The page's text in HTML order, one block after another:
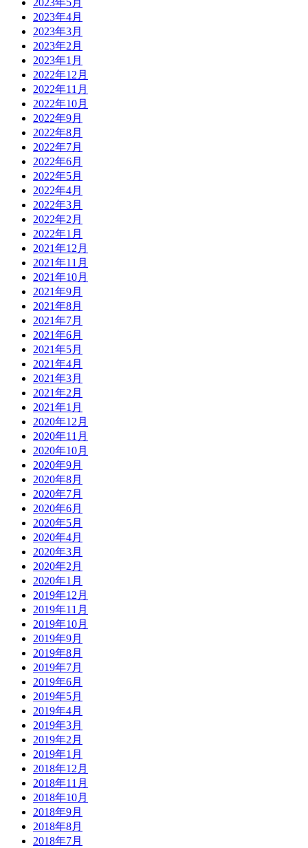
2023年5月
2023年4月
2023年3月
2023年2月
2023年1月
2022年12月
2022年11月
2022年10月
2022年9月
2022年8月
2022年7月
2022年6月
2022年5月
2022年4月
2022年3月
2022年2月
2022年1月
2021年12月
2021年11月
2021年10月
2021年9月
2021年8月
2021年7月
2021年6月
2021年5月
2021年4月
2021年3月
2021年2月
2021年1月
2020年12月
2020年11月
2020年10月
2020年9月
2020年8月
2020年7月
2020年6月
2020年5月
2020年4月
2020年3月
2020年2月
2020年1月
2019年12月
2019年11月
2019年10月
2019年9月
2019年8月
2019年7月
2019年6月
2019年5月
2019年4月
2019年3月
2019年2月
2019年1月
2018年12月
2018年11月
2018年10月
2018年9月
2018年8月
2018年7月